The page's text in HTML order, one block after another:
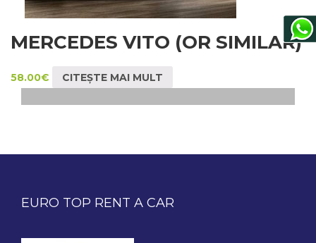
MERCEDES VITO (OR SIMILAR)
58.00€ CITEȘTE MAI MULT
EURO TOP RENT A CAR